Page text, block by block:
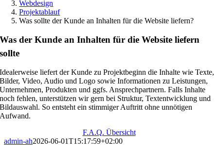
Webdesign
Projektablauf
Was sollte der Kunde an Inhalten für die Website liefern?
Was der Kunde an Inhalten für die Website liefern
sollte
Idealerweise liefert der Kunde zu Projektbeginn die Inhalte wie Texte,
Bilder, Video, Audio und Logo sowie Informationen zu Leistungen,
Unternehmen, Produkten und ggfs. Ansprechpartnern. Falls Inhalte
noch fehlen, unterstützen wir gern bei Struktur, Textentwicklung und
Bildauswahl. So entsteht ein stimmiger Auftritt ohne unnötigen
Aufwand.
F.A.Q. Übersicht
admin-ah2026-06-01T15:17:59+02:00